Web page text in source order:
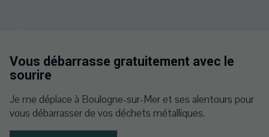
Vous débarrasse gratuitement avec le
sourire
Je me déplace à Boulogne-sur-Mer et ses alentours pour
vous débarrasser de vos déchets métalliques.